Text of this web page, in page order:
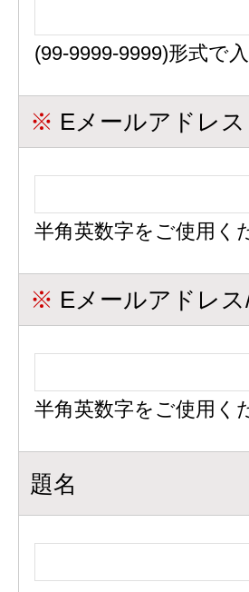
(99-9999-9999)形式で
※ Eメールアドレス
半角英数字をご使用く
※ Eメールアドレス
半角英数字をご使用く
題名